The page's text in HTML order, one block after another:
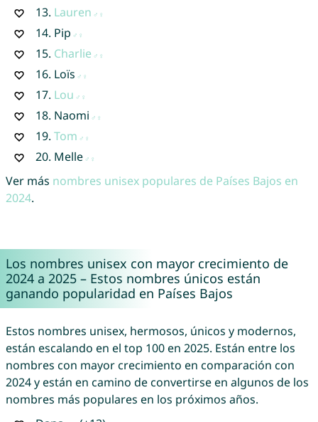
13. Lauren
14. Pip
15. Charlie
16. Loïs
17. Lou
18. Naomi
19. Tom
20. Melle
Ver más nombres unisex populares de Países Bajos en
2024.
Los nombres unisex con mayor crecimiento de
2024 a 2025 – Estos nombres únicos están
ganando popularidad en Países Bajos
Estos nombres unisex, hermosos, únicos y modernos,
están escalando en el top 100 en 2025. Están entre los
nombres con mayor crecimiento en comparación con
2024 y están en camino de convertirse en algunos de los
nombres más populares en los próximos años.